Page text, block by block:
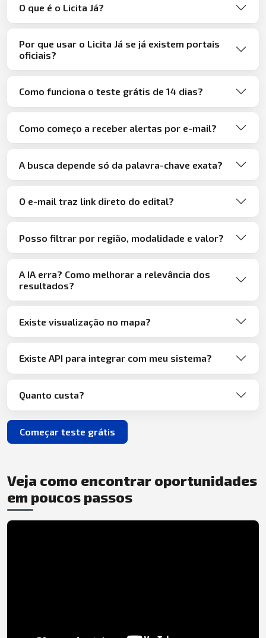
O que é o Licita Já?
Por que usar o Licita Já se já existem portais
oficiais?
Como funciona o teste grátis de 14 dias?
Como começo a receber alertas por e-mail?
A busca depende só da palavra-chave exata?
O e-mail traz link direto do edital?
Posso filtrar por região, modalidade e valor?
A IA erra? Como melhorar a relevância dos
resultados?
Existe visualização no mapa?
Existe API para integrar com meu sistema?
Quanto custa?
Começar teste grátis
Veja como encontrar oportunidades
em poucos passos